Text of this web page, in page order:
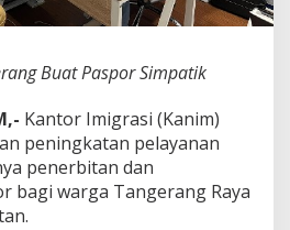
n
g
u
t
P
a
s
p
o
Buat Paspor Simpatik
Kantor Imigrasi (Kanim)
peningkatan pelayanan
penerbitan dan
bagi warga Tangerang Raya